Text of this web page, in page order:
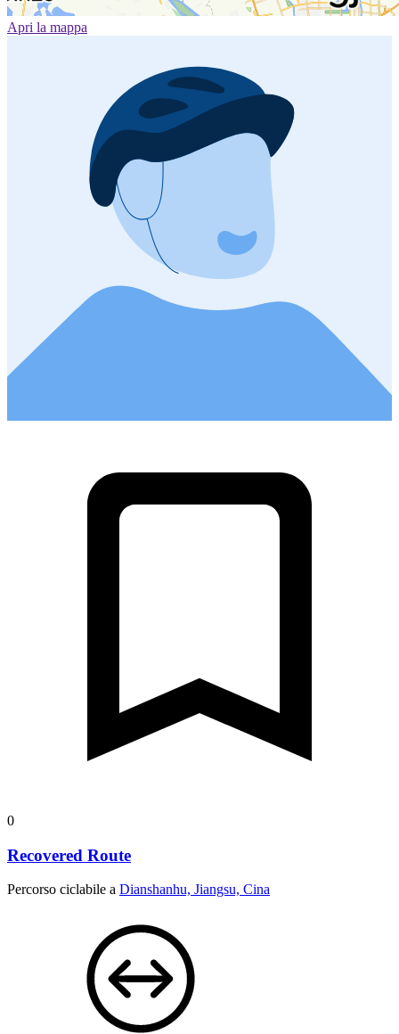
Apri la mappa
0
Recovered Route
Percorso ciclabile a Dianshanhu, Jiangsu, Cina